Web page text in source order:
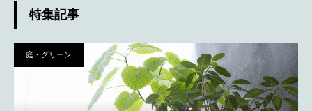
特集記事
庭・グリーン